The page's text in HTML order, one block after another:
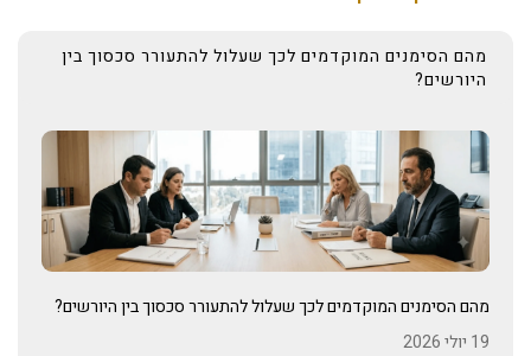
מהם הסימנים המוקדמים לכך שעלול להתעורר סכסוך בין
היורשים?
מהם הסימנים המוקדמים לכך שעלול להתעורר סכסוך בין היורשים?
19 יולי 2026